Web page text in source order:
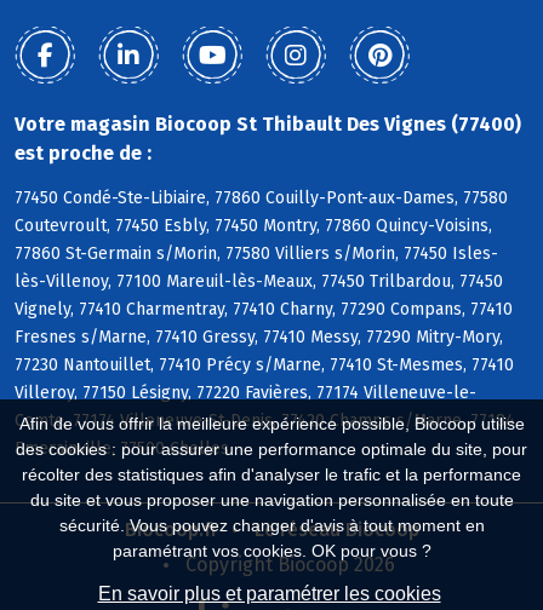
Afin de vous offrir la meilleure expérience possible, Biocoop utilise
des cookies : pour assurer une performance optimale du site, pour
récolter des statistiques afin d'analyser le trafic et la performance
du site et vous proposer une navigation personnalisée en toute
sécurité. Vous pouvez changer d'avis à tout moment en
paramétrant vos cookies. OK pour vous ?
En savoir plus et paramétrer les cookies
Votre magasin Biocoop St Thibault Des Vignes (77400)
est proche de :
77450 Condé-Ste-Libiaire, 77860 Couilly-Pont-aux-Dames, 77580
Coutevroult, 77450 Esbly, 77450 Montry, 77860 Quincy-Voisins,
77860 St-Germain s/Morin, 77580 Villiers s/Morin, 77450 Isles-
lès-Villenoy, 77100 Mareuil-lès-Meaux, 77450 Trilbardou, 77450
Vignely, 77410 Charmentray, 77410 Charny, 77290 Compans, 77410
Fresnes s/Marne, 77410 Gressy, 77410 Messy, 77290 Mitry-Mory,
77230 Nantouillet, 77410 Précy s/Marne, 77410 St-Mesmes, 77410
Villeroy, 77150 Lésigny, 77220 Favières, 77174 Villeneuve-le-
Comte, 77174 Villeneuve-St-Denis, 77420 Champs s/Marne, 77184
Emerainville, 77500 Chelles
Biocoop.fr
Le réseau Biocoop
Copyright Biocoop 2026